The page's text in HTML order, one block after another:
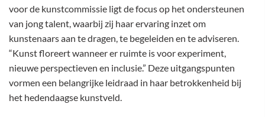
voor de kunstcommissie ligt de focus op het ondersteunen
van jong talent, waarbij zij haar ervaring inzet om
kunstenaars aan te dragen, te begeleiden en te adviseren.
“Kunst floreert wanneer er ruimte is voor experiment,
nieuwe perspectieven en inclusie.” Deze uitgangspunten
vormen een belangrijke leidraad in haar betrokkenheid bij
het hedendaagse kunstveld.